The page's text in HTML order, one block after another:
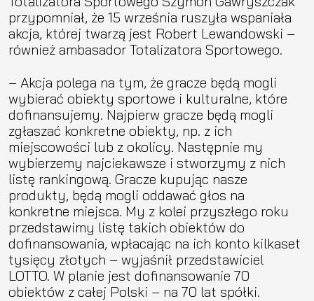
przypomniał, że 15 września ruszyła wspaniała
akcja, której twarzą jest Robert Lewandowski –
również ambasador Totalizatora Sportowego.
– Akcja polega na tym, że gracze będą mogli
wybierać obiekty sportowe i kulturalne, które
dofinansujemy. Najpierw gracze będą mogli
zgłaszać konkretne obiekty, np. z ich
miejscowości lub z okolicy. Następnie my
wybierzemy najciekawsze i stworzymy z nich
listę rankingową. Gracze kupując nasze
produkty, będą mogli oddawać głos na
konkretne miejsca. My z kolei przyszłego roku
przedstawimy listę takich obiektów do
dofinansowania, wpłacając na ich konto kilkaset
tysięcy złotych – wyjaśnił przedstawiciel
LOTTO. W planie jest dofinansowanie 70
obiektów z całej Polski – na 70 lat spółki.